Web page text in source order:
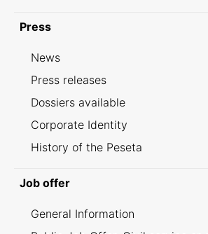
Press
News
Press releases
Dossiers available
Corporate Identity
History of the Peseta
Job offer
General Information